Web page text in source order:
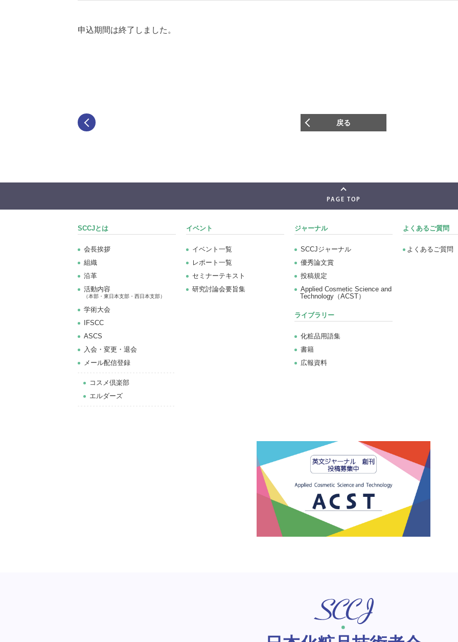
申込期間は終了しました。
戻る
PAGE TOP
SCCJとは
会長挨拶
組織
沿革
活動内容
（本部・東日本支部・西日本支部）
学術大会
IFSCC
ASCS
⼊会・変更・退会
メール配信登録
コスメ倶楽部
エルダーズ
イベント
イベント一覧
レポート一覧
セミナーテキスト
研究討論会要旨集
ジャーナル
SCCJジャーナル
優秀論文賞
投稿規定
Applied Cosmetic Science and
Technology（ACST）
ライブラリー
化粧品用語集
書籍
広報資料
よくあるご質問
よくあるご質問